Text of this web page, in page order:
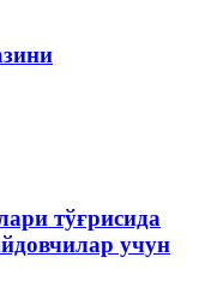
тўғрисида
учун